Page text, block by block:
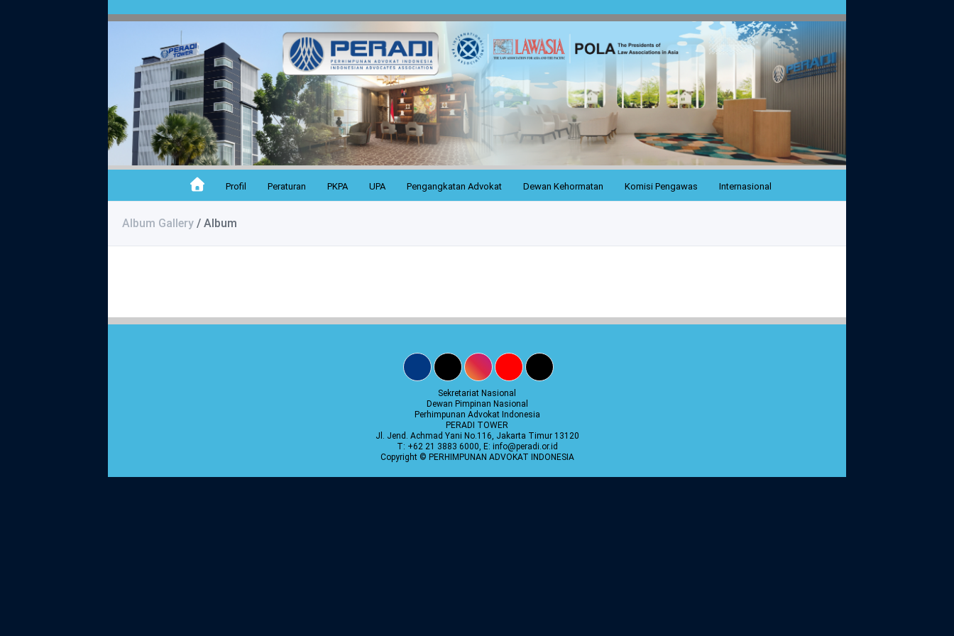
Profil Peraturan PKPA UPA Pengangkatan Advokat Dewan Kehormatan Komisi Pengawas Internasional
Album Gallery / Album
Sekretariat Nasional
Dewan Pimpinan Nasional
Perhimpunan Advokat Indonesia
PERADI TOWER
Jl. Jend. Achmad Yani No.116, Jakarta Timur 13120
T: +62 21 3883 6000, E: info@peradi.or.id
Copyright © PERHIMPUNAN ADVOKAT INDONESIA